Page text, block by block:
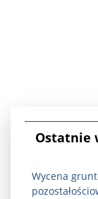
Ostatnie
Wycena